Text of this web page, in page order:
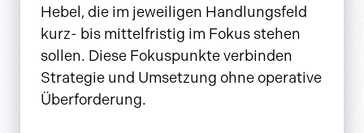
Hebel, die im jeweiligen Handlungsfeld
kurz- bis mittelfristig im Fokus stehen
sollen. Diese Fokuspunkte verbinden
Strategie und Umsetzung ohne operative
Überforderung.